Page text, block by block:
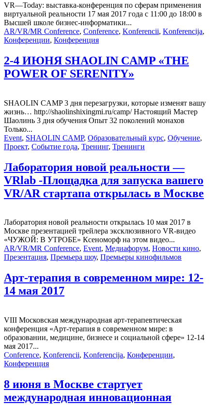
VR—Today: выставка-конференция по сферам применения
виртуальной реальности 17 мая 2017 года с 11:00 до 18:00 в
Высшей школе бизнес-информатики...
AR/VR/MR Conference, Conference, Konferencii, Konferencija,
Конференции, Конференция
2-4 ИЮНЯ SHAOLIN CAMP «THE
POWER OF SERENITY»
SHAOLIN CAMP 3 дня перезагрузки, которые изменят вашу
жизнь… http://shaolinshixingmi.ru/camp/ Настоящий Мастер
Шаолинь 3 дня обучения Опыт 32 поколений монахов
Только...
Event, SHAOLIN CAMP, Образовательный курс, Обучение,
Проект, Событие года, Тренинг, Тренинги
Лаборатория новой реальности —
VRlab -Площадка для запуска вашего
VR/AR стартапа открылась в Москве
Лаборатория новой реальности открылась 10 мая 2017 в
Москве презентацией трейлера эксклюзивного VR-видео
«ЧУЖОЙ: В УТРОБЕ» Ксеноморф на этом видео...
AR/VR/MR Conference, Event, Медиафорум, Новости кино,
Презентация, Премьера шоу, Премьеры кинофильмов
Арт-терапия в современном мире: 12-
14 мая 2017
VIII Московская международная арт-терапевтическая
конференция «Арт-терапия в современном мире: в
образовании, медицине, бизнесе и социальной сфере» 12-14
мая 2017...
Conference, Konferencii, Konferencija, Конференции,
Конференция
8 июня в Москве стартует
международная инновационная